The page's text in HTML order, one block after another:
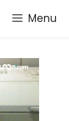
Menu